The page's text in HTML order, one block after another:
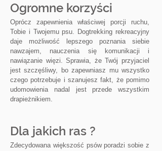
Ogromne korzyści
Oprócz zapewnienia właściwej porcji ruchu,
Tobie i Twojemu psu. Dogtrekking rekreacyjny
daje możliwość lepszego poznania siebie
nawzajem, nauczenia się komunikacji i
nawiązanie więzi. Sprawia, że Twój przyjaciel
jest szczęśliwy, bo zapewniasz mu wszystko
czego potrzebuje i szanujesz fakt, że pomimo
udomowienia nadal jest przede wszystkim
drapieżnikiem.
Dla jakich ras ?
Zdecydowana większość psów poradzi sobie z